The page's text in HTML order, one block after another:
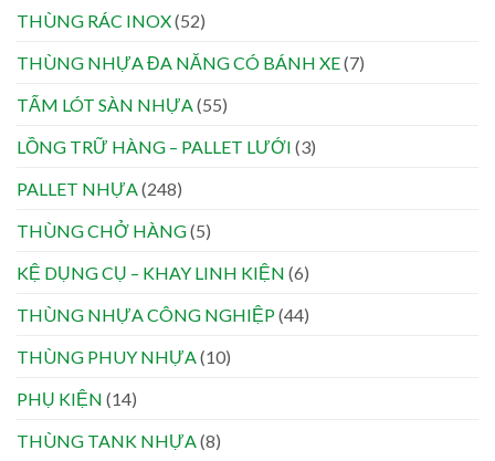
THÙNG RÁC INOX(52)
THÙNG NHỰA ĐA NĂNG CÓ BÁNH XE(7)
TẤM LÓT SÀN NHỰA(55)
LỒNG TRỮ HÀNG – PALLET LƯỚI (3)
PALLET NHỰA(248)
THÙNG CHỞ HÀNG(5)
KỆ DỤNG CỤ – KHAY LINH KIỆN (6)
THÙNG NHỰA CÔNG NGHIỆP(44)
THÙNG PHUY NHỰA(10)
PHỤ KIỆN (14)
THÙNG TANK NHỰA(8)